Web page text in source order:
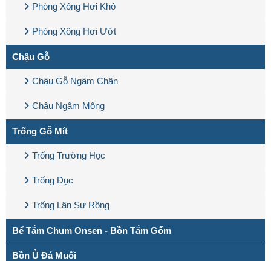
Phòng Xông Hơi Khô
Phòng Xông Hơi Ướt
Chậu Gỗ
Chậu Gỗ Ngâm Chân
Chậu Ngâm Mông
Trống Gỗ Mít
Trống Trường Học
Trống Đục
Trống Lân Sư Rồng
Bể Tắm Chum Onsen - Bồn Tắm Gốm
Bồn Ủ Đá Muối